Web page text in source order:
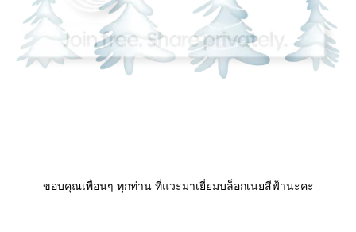
ขอบคุณเพื่อนๆ ทุกท่าน ที่แวะมาเยี่ยมบล็อกเนยสีฟ้านะคะ